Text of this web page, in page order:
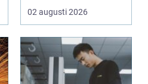
vardagen, ett s...
02 augusti 2026